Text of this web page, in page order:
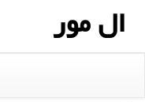
ال مور